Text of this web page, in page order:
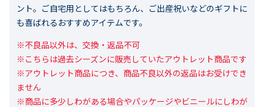
ント。ご自宅用としてはもちろん、ご出産祝いなどのギフトに
も喜ばれるおすすめアイテムです。
※不良品以外は、交換・返品不可
※こちらは過去シーズンに販売していたアウトレット商品です
※アウトレット商品につき、商品不良以外の返品はお受けでき
ません
※商品に多少しわがある場合やパッケージやビニールにしわが